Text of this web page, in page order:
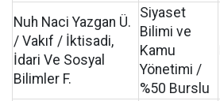
Nuh Naci Yazgan Ü.
/ Vakıf / İktisadi,
İdari Ve Sosyal
Bilimler F.
Siyaset
Bilimi ve
Kamu
Yönetimi /
%50 Burslu